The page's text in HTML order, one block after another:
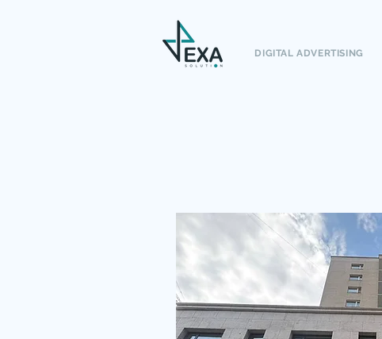
DIGITAL ADVERTISING